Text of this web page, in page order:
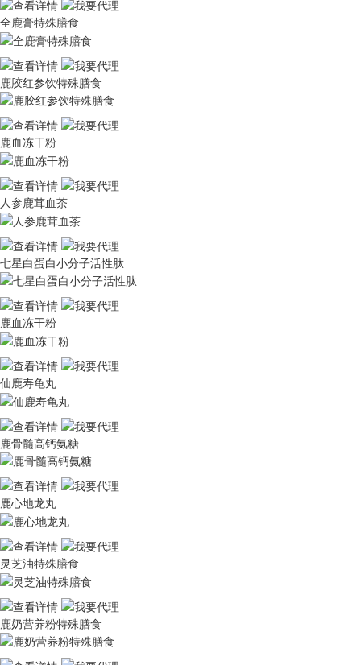
全鹿膏特殊膳食
鹿胶红参饮特殊膳食
鹿血冻干粉
人参鹿茸血茶
七星白蛋白小分子活性肽
鹿血冻干粉
仙鹿寿龟丸
鹿骨髓高钙氨糖
鹿心地龙丸
灵芝油特殊膳食
鹿奶营养粉特殊膳食